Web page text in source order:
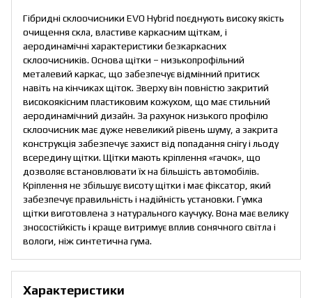
Гібридні склоочисники EVO Hybrid поєднують високу якість
очищення скла, властиве каркасним щіткам, і
аеродинамічні характеристики безкаркасних
склоочисників. Основа щітки – низькопрофільний
металевий каркас, що забезпечує відмінний притиск
навіть на кінчиках щіток. Зверху він повністю закритий
високоякісним пластиковим кожухом, що має стильний
аеродинамічний дизайн. За рахунок низького профілю
склоочисник має дуже невеликий рівень шуму, а закрита
конструкція забезпечує захист від попадання снігу і льоду
всередину щітки. Щітки мають кріплення «гачок», що
дозволяє встановлювати їх на більшість автомобілів.
Кріплення не збільшує висоту щітки і має фіксатор, який
забезпечує правильність і надійність установки. Гумка
щітки виготовлена з натурального каучуку. Вона має велику
зносостійкість і краще витримує вплив сонячного світла і
вологи, ніж синтетична гума.
Характеристики